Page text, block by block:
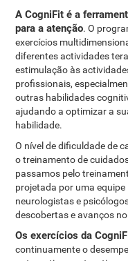
A CogniFit é a
para a atenção. O
exercícios
diferentes actividades
estimulação às
profissionais,
outras habilidades
ajudando a optimizar a
habilidade.
O nível de dificuldade de
o treinamento de
passamos pelo
projetada por uma
neurologistas e
descobertas e avanços
Os exercícios da
continuamente o